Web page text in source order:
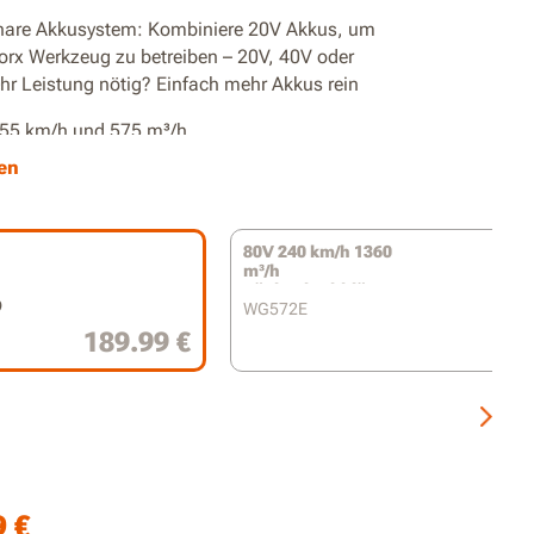
Akkusystem: Kombiniere 20V Akkus, um
Werkzeug zu betreiben – 20V, 40V oder
Leistung nötig? Einfach mehr Akkus rein
km/h und 575 m³/h
bürstenloser Motor für längere Laufzeit
Verhältnis
leichte Design und die Räder unter dem
wird der Kraftaufwand minimiert
Umbau von Laubbläser zu -sauger
189.99 €
80V 240 km/h 1360
m³/h
Rückenlaubbläser
WG572E
€